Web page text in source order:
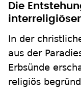
Die
In der
aus der
Erbsünde
religiös